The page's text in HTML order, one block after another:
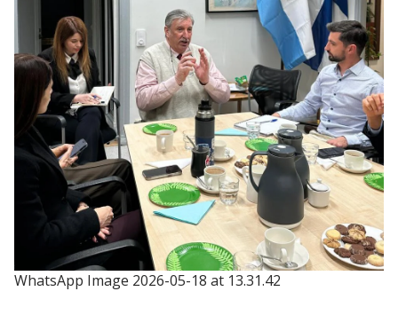
WhatsApp Image 2026-05-18 at 13.31.42